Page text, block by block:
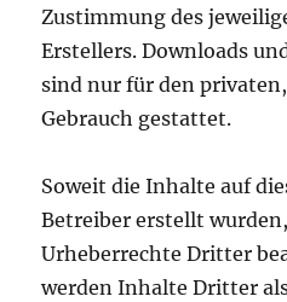
Zustimmung des
Erstellers. Downloads
sind nur für den
Gebrauch gestattet.
Soweit die Inhalte auf
Betreiber erstellt
Urheberrechte Dritter
werden Inhalte Dritter